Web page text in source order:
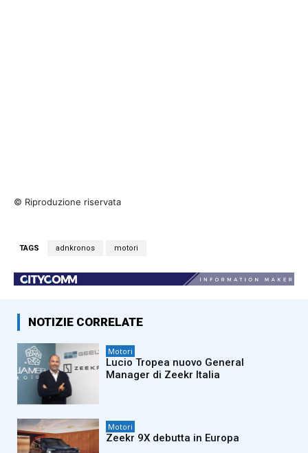
© Riproduzione riservata
TAGS adnkronos motori
NOTIZIE CORRELATE
Motori
Lucio Tropea nuovo General
Manager di Zeekr Italia
Motori
Zeekr 9X debutta in Europa